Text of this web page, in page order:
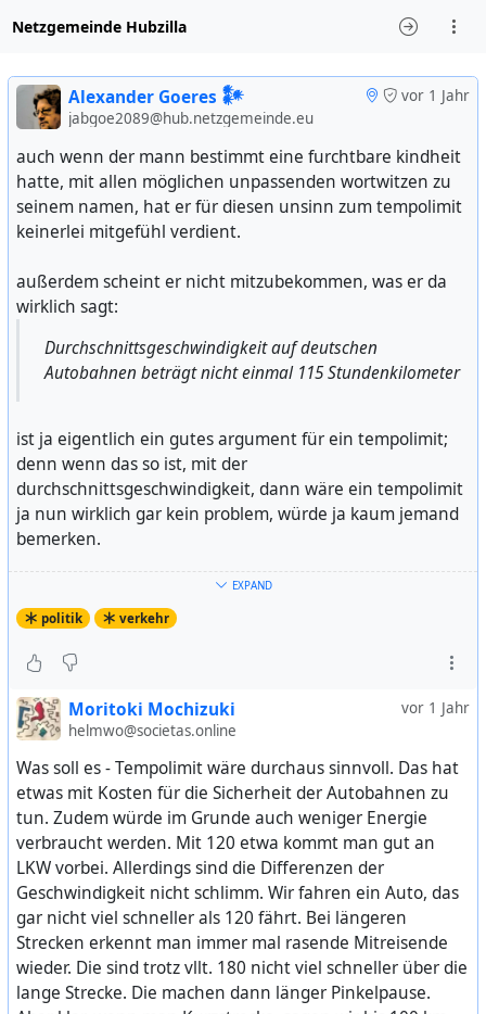
Netzgemeinde Hubzilla
vor 1 Jahr
Alexander Goeres 𒀯
jabgoe2089@hub.netzgemeinde.eu
auch wenn der mann bestimmt eine furchtbare kindheit
hatte, mit allen möglichen unpassenden wortwitzen zu
seinem namen, hat er für diesen unsinn zum tempolimit
keinerlei mitgefühl verdient.
außerdem scheint er nicht mitzubekommen, was er da
wirklich sagt:
Durchschnittsgeschwindigkeit auf deutschen
Autobahnen beträgt nicht einmal 115 Stundenkilometer
ist ja eigentlich ein gutes argument für ein tempolimit;
denn wenn das so ist, mit der
durchschnittsgeschwindigkeit, dann wäre ein tempolimit
ja nun wirklich gar kein problem, würde ja kaum jemand
bemerken.
das mit der 5%-grenze für alkohol wird er allerdings mit
seinen sauerländischen und bajuwarischen parteibossen
#PatrickSchnieder#tempolimit
tagesschauwrote the followingBeitragvor 1 Jahr
Verkehrsminister Schnieder will an 0,5-Promille-Grenze
festhalten
Bundesverkehrsminister Schnieder hält die jetzige 0,5-
Promille-Grenze für ausreichend. Kritischer blickt er
dagegen auf Cannabis. Dessen Wirkung sei im
Straßenverkehr "relativ unberechenbar".
EXPAND
politik verkehr
vor 1 Jahr
Moritoki Mochizuki
helmwo@societas.online
Was soll es - Tempolimit wäre durchaus sinnvoll. Das hat
etwas mit Kosten für die Sicherheit der Autobahnen zu
tun. Zudem würde im Grunde auch weniger Energie
verbraucht werden. Mit 120 etwa kommt man gut an
LKW vorbei. Allerdings sind die Differenzen der
Geschwindigkeit nicht schlimm. Wir fahren ein Auto, das
gar nicht viel schneller als 120 fährt. Bei längeren
Strecken erkennt man immer mal rasende Mitreisende
wieder. Die sind trotz vllt. 180 nicht viel schneller über die
lange Strecke. Die machen dann länger Pinkelpause.